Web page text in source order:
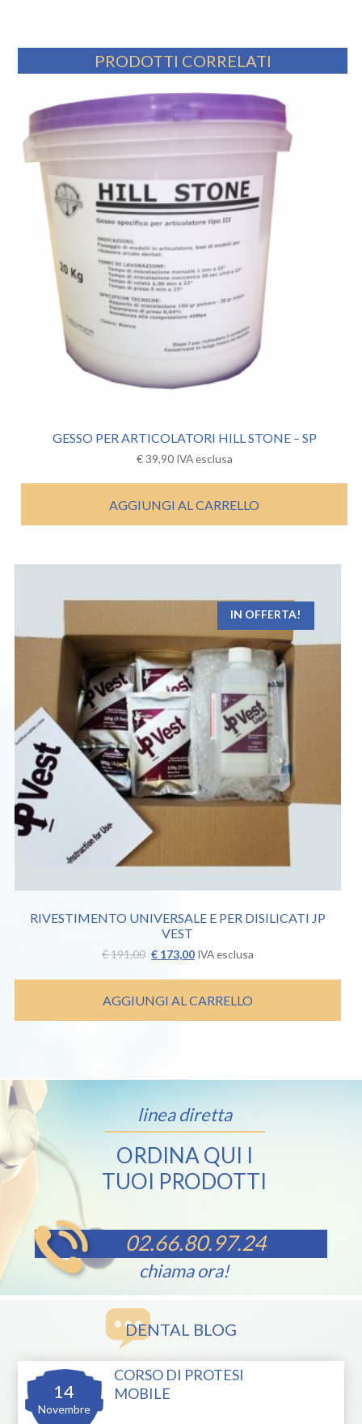
PRODOTTI CORRELATI
GESSO PER ARTICOLATORI HILL STONE – SP
€39,90 IVA esclusa
AGGIUNGI AL CARRELLO
IN OFFERTA!
RIVESTIMENTO UNIVERSALE E PER DISILICATI JP
VEST
€191,00 Il
originale
era:
€ 191,00.
€173,00Il
attuale
è:
€ 173,00.
IVA esclusa
AGGIUNGI AL CARRELLO
linea diretta
ORDINA QUI I
TUOI PRODOTTI
02.66.80.97.24
chiama ora!
DENTAL BLOG
14
Novembre
CORSO DI PROTESI
MOBILE